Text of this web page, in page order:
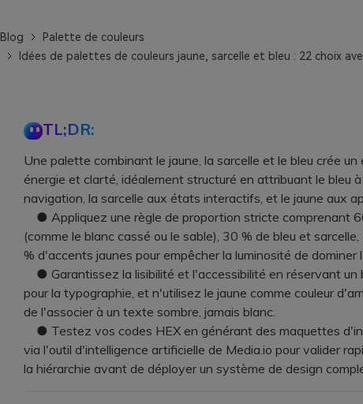
Blog
Palette de couleurs
Idées de palettes de couleurs jaune, sarcelle et bleu : 22 choix
TL;DR:
Une palette combinant le jaune, la sarcelle et le bleu crée un
énergie et clarté, idéalement structuré en attribuant le bleu
navigation, la sarcelle aux états interactifs, et le jaune aux
● Appliquez une règle de proportion stricte comprenant
(comme le blanc cassé ou le sable), 30 % de bleu et
% d'accents jaunes pour empêcher la luminosité de dominer
● Garantissez la lisibilité et l'accessibilité en réservant un
pour la typographie, et n'utilisez le jaune comme couleur
de l'associer à un texte sombre, jamais blanc.
● Testez vos codes HEX en générant des maquettes
via l'outil d'intelligence artificielle de Media.io pour valider
la hiérarchie avant de déployer un système de design